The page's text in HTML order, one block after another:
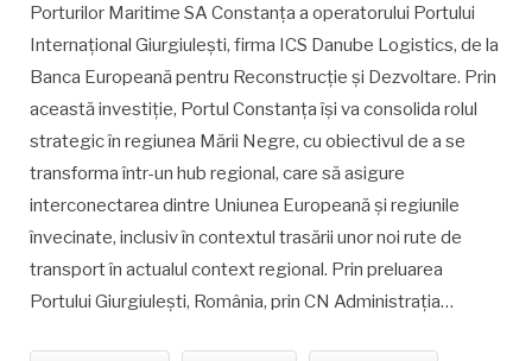
Porturilor Maritime SA Constanța a operatorului Portului
Internațional Giurgiulești, firma ICS Danube Logistics, de la
Banca Europeană pentru Reconstrucție și Dezvoltare. Prin
această investiție, Portul Constanța își va consolida rolul
strategic în regiunea Mării Negre, cu obiectivul de a se
transforma într-un hub regional, care să asigure
interconectarea dintre Uniunea Europeană și regiunile
învecinate, inclusiv în contextul trasării unor noi rute de
transport în actualul context regional. Prin preluarea
Portului Giurgiulești, România, prin CN Administrația…